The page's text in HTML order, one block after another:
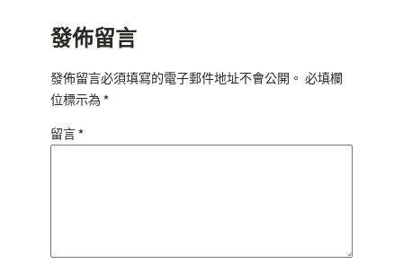
發佈留言
發佈留言必須填寫的電子郵件地址不會公開。 必填欄
位標示為*
留言*